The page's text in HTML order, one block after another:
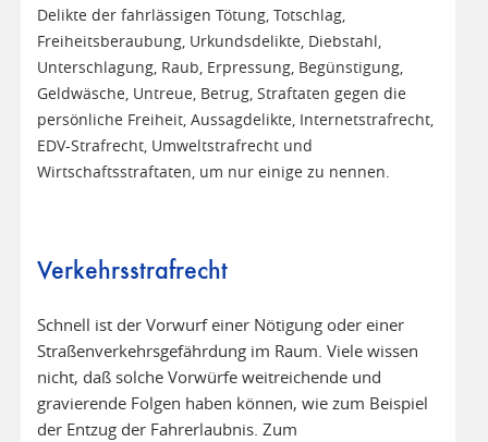
Delikte der fahrlässigen Tötung, Totschlag,
Freiheitsberaubung, Urkundsdelikte, Diebstahl,
Unterschlagung, Raub, Erpressung, Begünstigung,
Geldwäsche, Untreue, Betrug, Straftaten gegen die
persönliche Freiheit, Aussagdelikte, Internetstrafrecht,
EDV-Strafrecht, Umweltstrafrecht und
Wirtschaftsstraftaten, um nur einige zu nennen.
Verkehrsstrafrecht
Schnell ist der Vorwurf einer Nötigung oder einer
Straßenverkehrsgefährdung im Raum. Viele wissen
nicht, daß solche Vorwürfe weitreichende und
gravierende Folgen haben können, wie zum Beispiel
der Entzug der Fahrerlaubnis. Zum